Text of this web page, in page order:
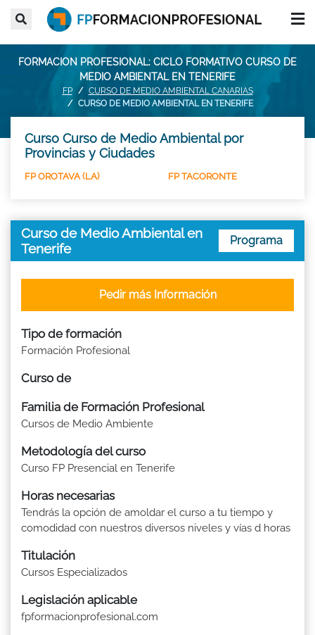
FORMACION PROFESIONAL: CICLO FORMATIVO CURSO DE
MEDIO AMBIENTAL EN TENERIFE
FP
CURSO DE MEDIO AMBIENTAL CANARIAS
CURSO DE MEDIO AMBIENTAL EN TENERIFE
Curso Curso de Medio Ambiental por
Provincias y Ciudades
FP OROTAVA (LA) FP TACORONTE
Curso de Medio Ambiental en
Tenerife
Programa
Tipo de formación
Formación Profesional
Curso de
Familia de Formación Profesional
Cursos de Medio Ambiente
Metodología del curso
Curso FP Presencial en Tenerife
Horas necesarias
Tendrás la opción de amoldar el curso a tu tiempo y
comodidad con nuestros diversos niveles y vías d horas
Titulación
Cursos Especializados
Legislación aplicable
fpformacionprofesional.com
Pedir más Información